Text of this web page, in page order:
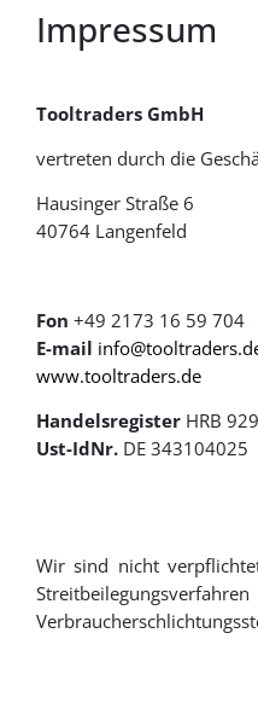
Impressum
Tooltraders GmbH
vertreten durch die
Hausinger Straße 6
40764 Langenfeld
Fon +49 2173 16 59 704
E-mail
www.tooltraders.de
Handelsregister HRB
Ust-IdNr. DE 343104025
Wir sind nicht